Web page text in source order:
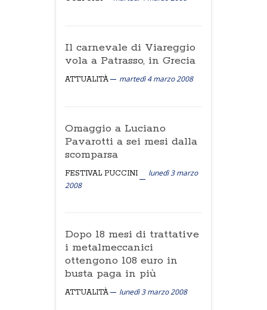
Il carnevale di Viareggio
vola a Patrasso, in Grecia
ATTUALITÀ martedì 4 marzo 2008
Omaggio a Luciano
Pavarotti a sei mesi dalla
scomparsa
FESTIVAL PUCCINI
lunedì 3 marzo
2008
Dopo 18 mesi di trattative
i metalmeccanici
ottengono 108 euro in
busta paga in più
ATTUALITÀ lunedì 3 marzo 2008